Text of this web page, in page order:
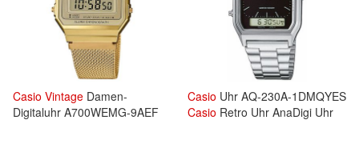
Casio Vintage Damen-
Digitaluhr A700WEMG-9AEF
Casio Uhr AQ-230A-1DMQYES
Casio Retro Uhr AnaDigi Uhr